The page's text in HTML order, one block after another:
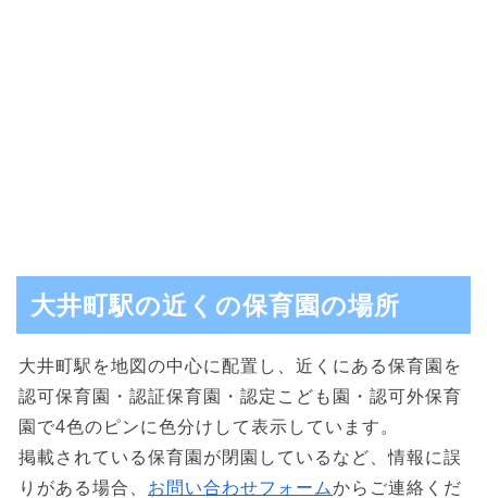
大井町駅の近くの保育園の場所
大井町駅を地図の中心に配置し、近くにある保育園を
認可保育園・認証保育園・認定こども園・認可外保育
園で4色のピンに色分けして表示しています。
掲載されている保育園が閉園しているなど、情報に誤
りがある場合、 お問い合わせフォームからご連絡くだ